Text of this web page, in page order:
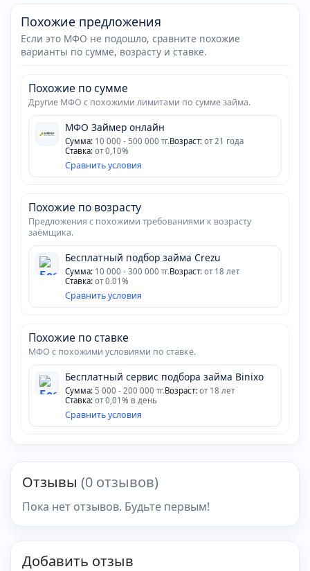
Похожие предложения
Если это МФО не подошло, сравните похожие
варианты по сумме, возрасту и ставке.
Похожие по сумме
Другие МФО с похожими лимитами по сумме займа.
МФО Займер онлайн
Сумма: 10 000 - 500 000 тг.Возраст: от 21 года
Ставка: от 0,10%
Сравнить условия
Похожие по возрасту
Предложения с похожими требованиями к возрасту
заёмщика.
Бесплатный подбор займа Crezu
Сумма: 10 000 - 300 000 тг.Возраст: от 18 лет
Ставка: от 0.01%
Сравнить условия
Похожие по ставке
МФО с похожими условиями по ставке.
Бесплатный сервис подбора займа Binixo
Сумма: 5 000 - 200 000 тг.Возраст: от 18 лет
Ставка: от 0,01% в день
Сравнить условия
Отзывы (0 отзывов)
Пока нет отзывов. Будьте первым!
Добавить отзыв